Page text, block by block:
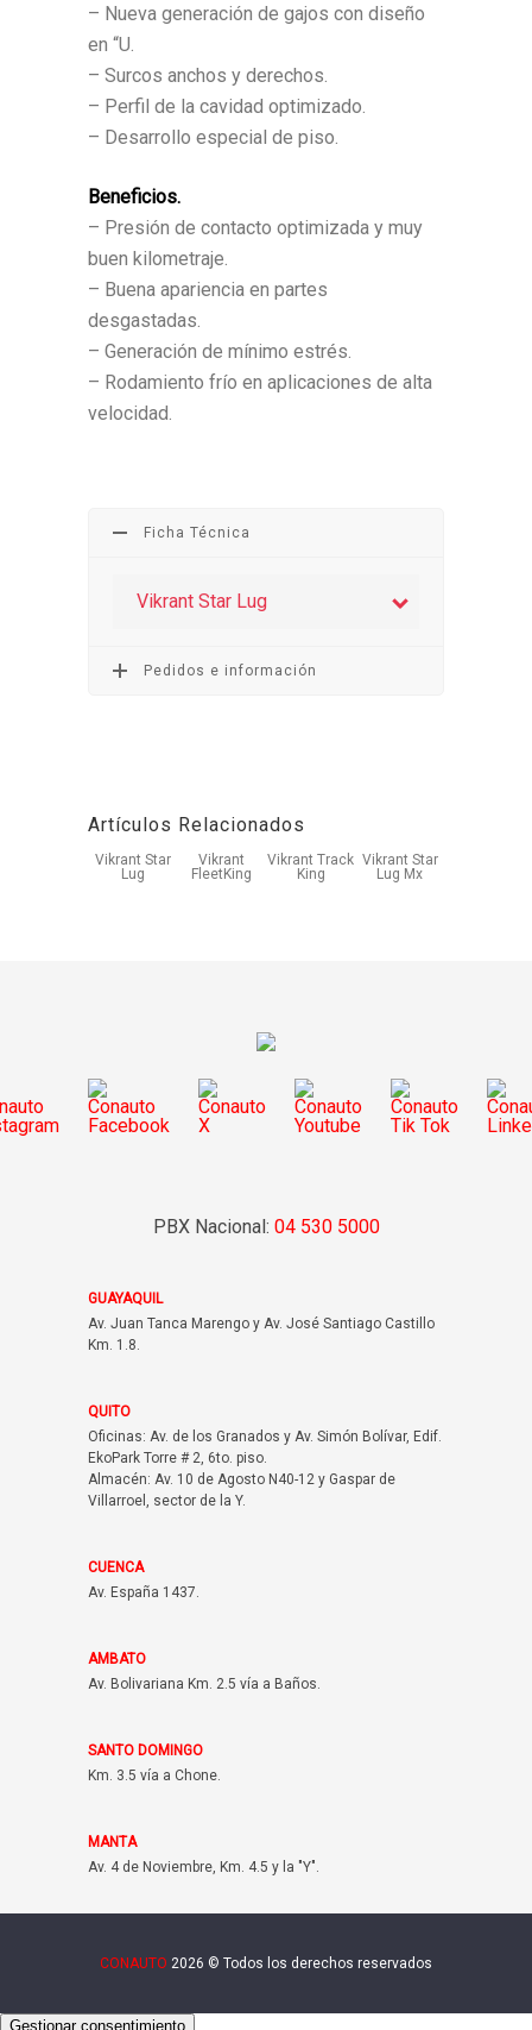
– Nueva generación de gajos con diseño
en “U.
– Surcos anchos y derechos.
– Perfil de la cavidad optimizado.
– Desarrollo especial de piso.
Beneficios.
– Presión de contacto optimizada y muy
buen kilometraje.
– Buena apariencia en partes
desgastadas.
– Generación de mínimo estrés.
– Rodamiento frío en aplicaciones de alta
velocidad.
Ficha Técnica
Vikrant Star Lug
Pedidos e información
Artículos Relacionados
Vikrant Star
Lug
Vikrant
FleetKing
Vikrant Track
King
Vikrant Star
Lug Mx
PBX Nacional: 04 530 5000
GUAYAQUIL
Av. Juan Tanca Marengo y Av. José Santiago Castillo
Km. 1.8.
QUITO
Oficinas: Av. de los Granados y Av. Simón Bolívar, Edif.
EkoPark Torre # 2, 6to. piso.
Almacén: Av. 10 de Agosto N40-12 y Gaspar de
Villarroel, sector de la Y.
CUENCA
Av. España 1437.
AMBATO
Av. Bolivariana Km. 2.5 vía a Baños.
SANTO DOMINGO
Km. 3.5 vía a Chone.
MANTA
Av. 4 de Noviembre, Km. 4.5 y la "Y".
CONAUTO 2026 © Todos los derechos reservados
Gestionar consentimiento